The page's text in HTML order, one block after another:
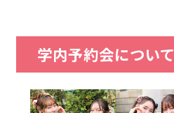
学内予約会について